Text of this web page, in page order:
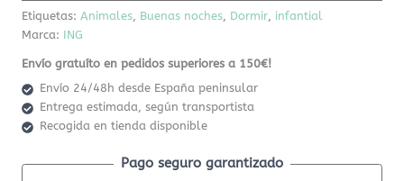
Etiquetas:Animales, Buenas noches, Dormir, infantial
Marca: ING
Envío gratuíto en pedidos superiores a 150€!
Envío 24/48h desde España peninsular
Entrega estimada, según transportista
Recogida en tienda disponible
Pago seguro garantizado